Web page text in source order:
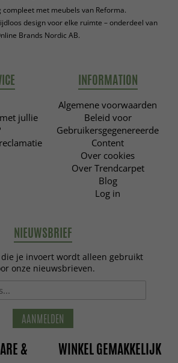
compleet met meubels van Reforma.
design voor elke ruimte – onderdeel van
Brands Nordic AB.
jullie
INFORMATION
Algemene voorwaarden
Beleid voor
Gebruikersgegenereerde
Content
Over cookies
Over Trendcarpet
Blog
Log in
NIEUWSBRIEF
je invoert wordt alleen gebruikt
onze nieuwsbrieven.
AANMELDEN
&
WINKEL GEMAKKELIJK